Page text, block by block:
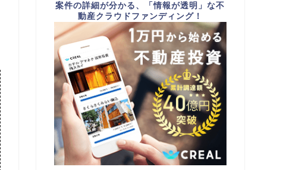
案件の詳細が分かる、「情報が透明」な不
動産クラウドファンディング！